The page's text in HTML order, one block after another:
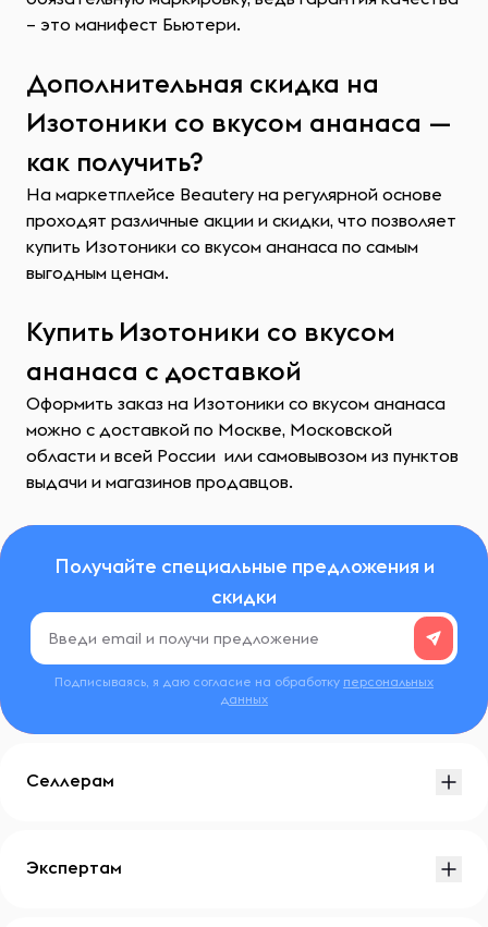
– это манифест Бьютери.
Дополнительная скидка на
Изотоники со вкусом ананаса —
как получить?
На маркетплейсе Beautery на регулярной основе
проходят различные акции и скидки, что позволяет
купить Изотоники со вкусом ананаса по самым
выгодным ценам.
Купить Изотоники со вкусом
ананаса с доставкой
Оформить заказ на Изотоники со вкусом ананаса
можно с доставкой по Москве, Московской
области и всей России или самовывозом из пунктов
выдачи и магазинов продавцов.
Получайте специальные предложения и
скидки
Подписываясь, я даю согласие на обработку персональных
данных
Селлерам
Экспертам